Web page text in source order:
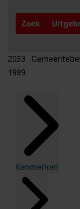
Zoek
2033
1989
Kenmerken